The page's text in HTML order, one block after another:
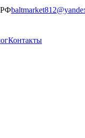
РФ
Контакты